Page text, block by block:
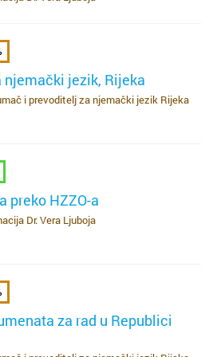
jezik, Rijeka
i prevoditelj za njemački jezik Rijeka
preko HZZO-a
Dr. Vera Ljuboja
za rad u Republici